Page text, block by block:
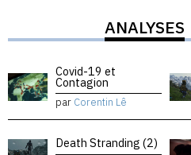
ANALYSES
Covid-19 et
Contagion
par Corentin Lê
Death Stranding (2)